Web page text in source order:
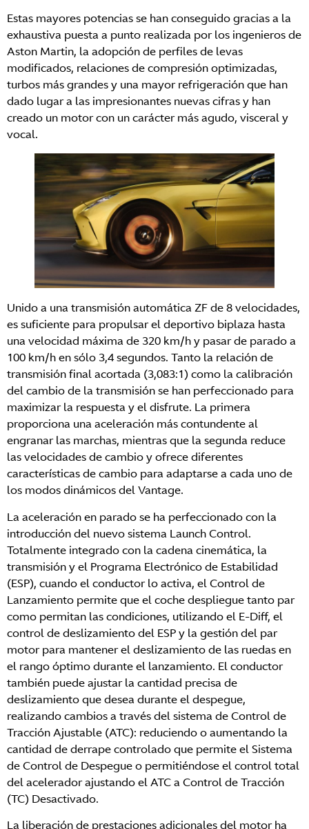
Estas mayores potencias se han conseguido gracias a la
exhaustiva puesta a punto realizada por los ingenieros de
Aston Martin, la adopción de perfiles de levas
modificados, relaciones de compresión optimizadas,
turbos más grandes y una mayor refrigeración que han
dado lugar a las impresionantes nuevas cifras y han
creado un motor con un carácter más agudo, visceral y
vocal.
Unido a una transmisión automática ZF de 8 velocidades,
es suficiente para propulsar el deportivo biplaza hasta
una velocidad máxima de 320 km/h y pasar de parado a
100 km/h en sólo 3,4 segundos. Tanto la relación de
transmisión final acortada (3,083:1) como la calibración
del cambio de la transmisión se han perfeccionado para
maximizar la respuesta y el disfrute. La primera
proporciona una aceleración más contundente al
engranar las marchas, mientras que la segunda reduce
las velocidades de cambio y ofrece diferentes
características de cambio para adaptarse a cada uno de
los modos dinámicos del Vantage.
La aceleración en parado se ha perfeccionado con la
introducción del nuevo sistema Launch Control.
Totalmente integrado con la cadena cinemática, la
transmisión y el Programa Electrónico de Estabilidad
(ESP), cuando el conductor lo activa, el Control de
Lanzamiento permite que el coche despliegue tanto par
como permitan las condiciones, utilizando el E-Diff, el
control de deslizamiento del ESP y la gestión del par
motor para mantener el deslizamiento de las ruedas en
el rango óptimo durante el lanzamiento. El conductor
también puede ajustar la cantidad precisa de
deslizamiento que desea durante el despegue,
realizando cambios a través del sistema de Control de
Tracción Ajustable (ATC): reduciendo o aumentando la
cantidad de derrape controlado que permite el Sistema
de Control de Despegue o permitiéndose el control total
del acelerador ajustando el ATC a Control de Tracción
(TC) Desactivado.
La liberación de prestaciones adicionales del motor ha